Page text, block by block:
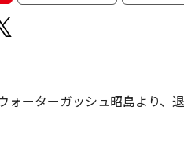
ォーターガッシュ昭島より、